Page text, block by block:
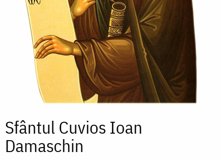
Sfântul Cuvios Ioan
Damaschin